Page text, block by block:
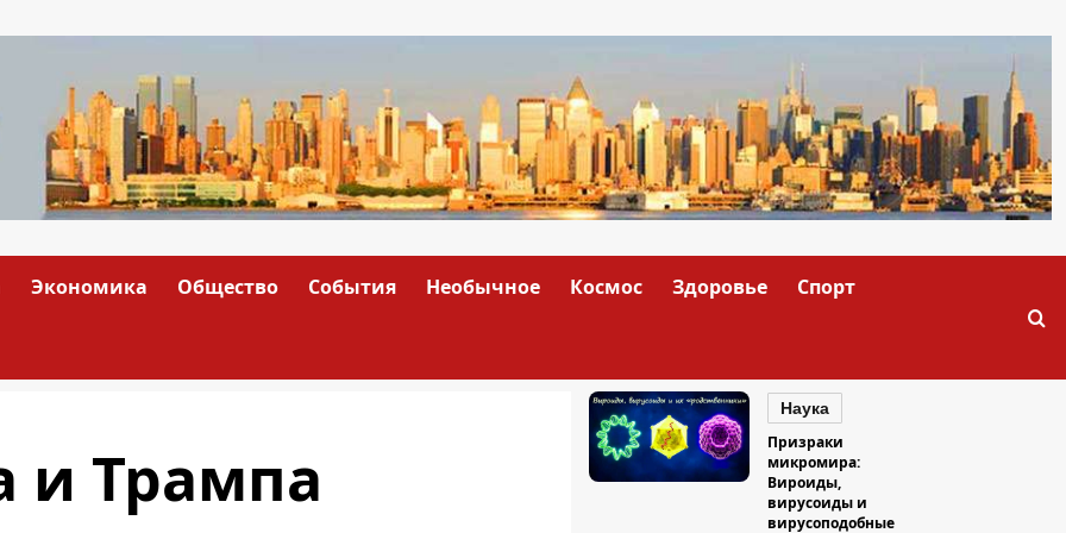
Экономика Общество События Необычное Космос Здоровье Спорт
и Трампа
Наука
Призраки
микромира:
Вироиды,
вирусоиды и
вирусоподобные